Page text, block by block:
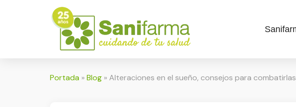
Portada »Blog »Alteraciones en el sueño, consejos para combatirlas